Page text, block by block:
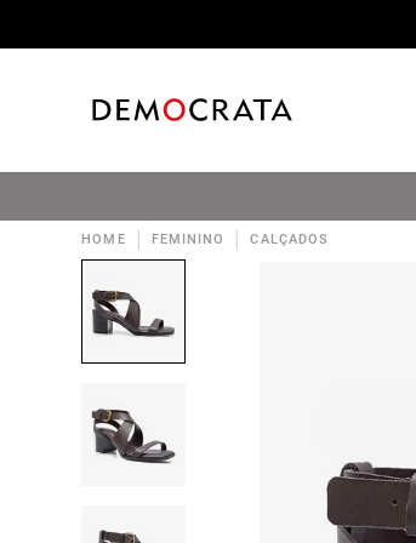
HOME FEMININO CALÇADOS